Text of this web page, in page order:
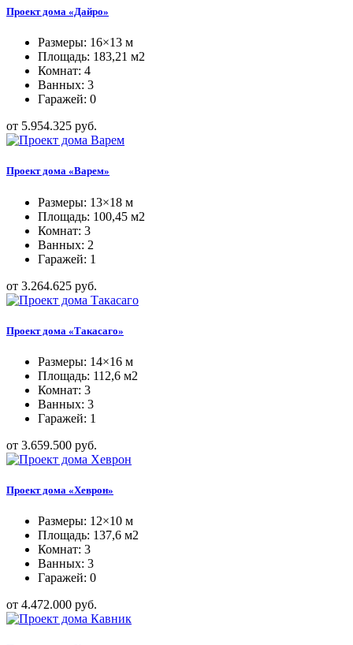
Проект дома «Дайро»
Размеры: 16×13 м
Площадь: 183,21 м2
Комнат: 4
Ванных: 3
Гаражей: 0
от 5.954.325 руб.
Проект дома «Варем»
Размеры: 13×18 м
Площадь: 100,45 м2
Комнат: 3
Ванных: 2
Гаражей: 1
от 3.264.625 руб.
Проект дома «Такасаго»
Размеры: 14×16 м
Площадь: 112,6 м2
Комнат: 3
Ванных: 3
Гаражей: 1
от 3.659.500 руб.
Проект дома «Хеврон»
Размеры: 12×10 м
Площадь: 137,6 м2
Комнат: 3
Ванных: 3
Гаражей: 0
от 4.472.000 руб.